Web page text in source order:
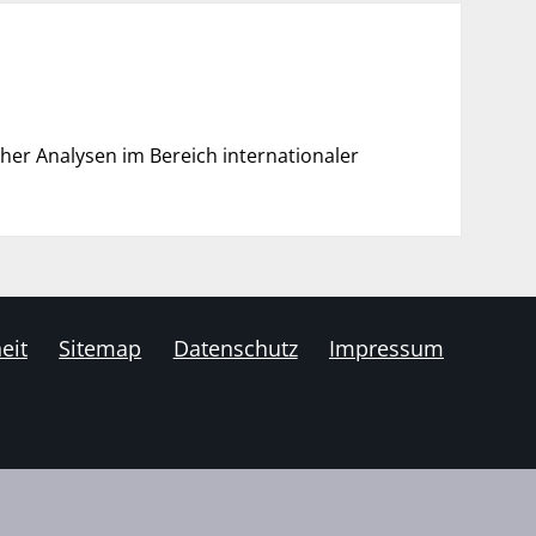
Analysen im Bereich internationaler
Sitemap Datenschutz Impressum